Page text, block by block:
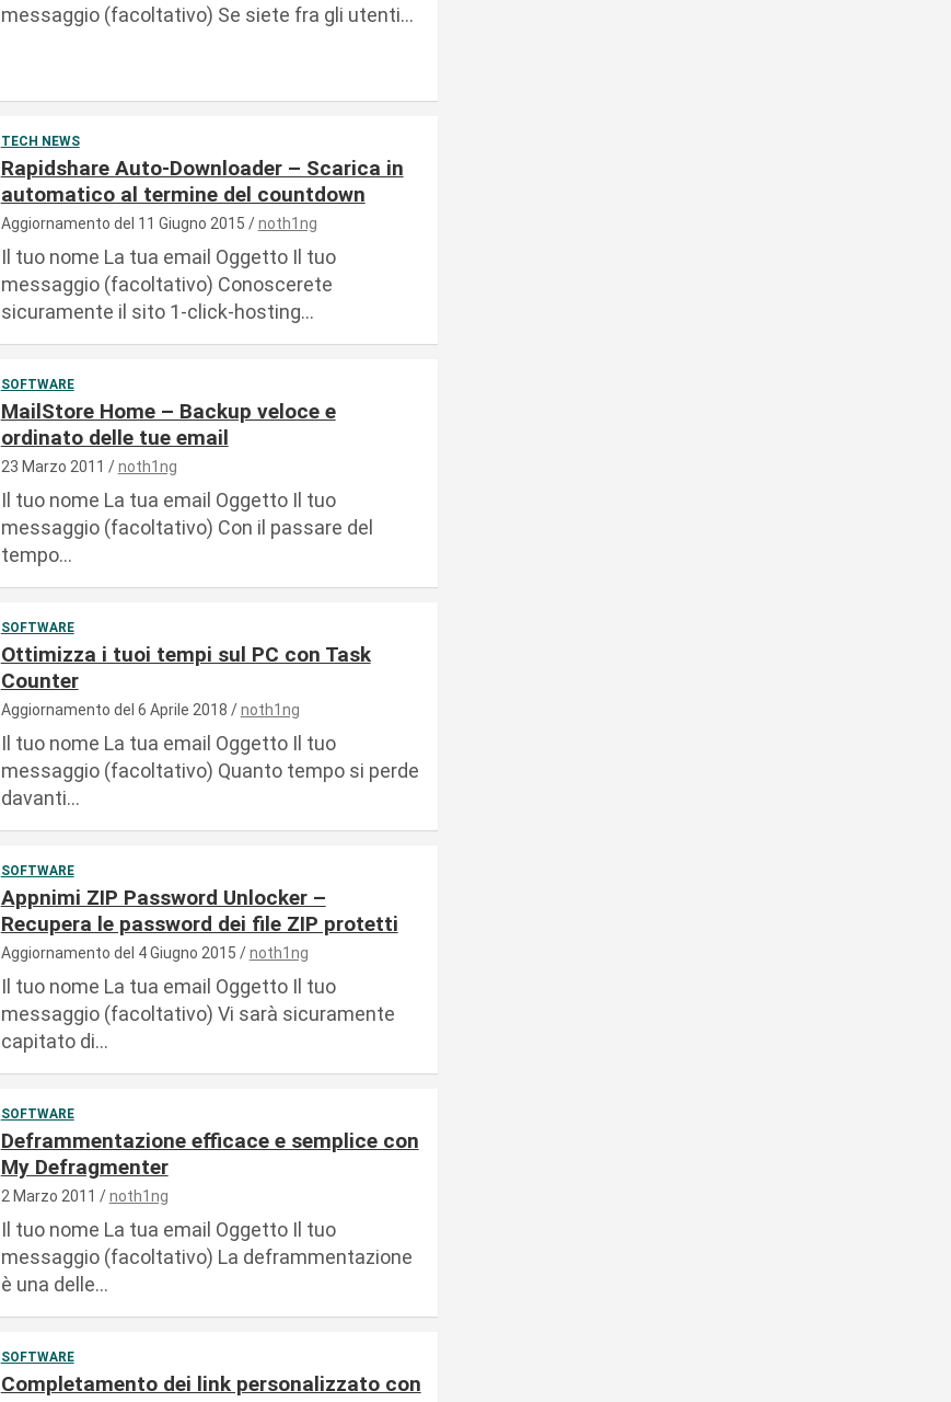
messaggio (facoltativo) Se siete fra gli utenti…
TECH NEWS
Rapidshare Auto-Downloader – Scarica in
automatico al termine del countdown
Aggiornamento del 11 Giugno 2015 noth1ng
Il tuo nome La tua email Oggetto Il tuo
messaggio (facoltativo) Conoscerete
sicuramente il sito 1-click-hosting…
SOFTWARE
MailStore Home – Backup veloce e
ordinato delle tue email
23 Marzo 2011 noth1ng
Il tuo nome La tua email Oggetto Il tuo
messaggio (facoltativo) Con il passare del
tempo…
SOFTWARE
Ottimizza i tuoi tempi sul PC con Task
Counter
Aggiornamento del 6 Aprile 2018 noth1ng
Il tuo nome La tua email Oggetto Il tuo
messaggio (facoltativo) Quanto tempo si perde
davanti…
SOFTWARE
Appnimi ZIP Password Unlocker –
Recupera le password dei file ZIP protetti
Aggiornamento del 4 Giugno 2015 noth1ng
Il tuo nome La tua email Oggetto Il tuo
messaggio (facoltativo) Vi sarà sicuramente
capitato di…
SOFTWARE
Deframmentazione efficace e semplice con
My Defragmenter
2 Marzo 2011 noth1ng
Il tuo nome La tua email Oggetto Il tuo
messaggio (facoltativo) La deframmentazione
è una delle…
SOFTWARE
Completamento dei link personalizzato con